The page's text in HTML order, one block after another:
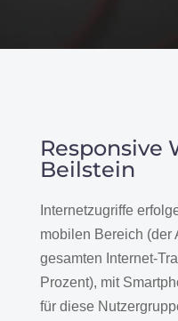
Responsive
Beilstein
Internetzugriffe
mobilen Bereich (der
gesamten Internet-
Prozent), mit
für diese